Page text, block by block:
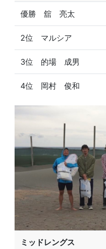
優勝 舘 亮太
2位 マルシア
3位 的場 成男
4位 岡村 俊和
ミッドレングス